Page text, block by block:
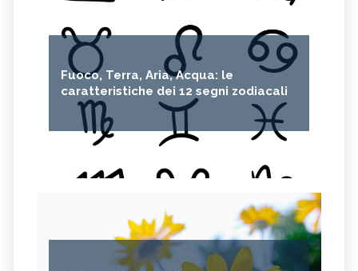
Fuoco, Terra, Aria, Acqua: le
caratteristiche dei 12 segni zodiacali